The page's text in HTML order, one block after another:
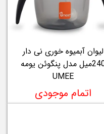
لیوان آبمیوه خوری نی دار
240میل مدل پنگوئن یومه
UMEE
اتمام موجودی